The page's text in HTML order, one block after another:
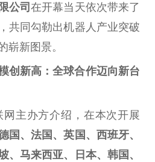
公司在开幕当天依次带来了
共同勾勒出机器人产业突破
崭新图景。
创新高：全球合作迈向新台
网主办方介绍，在本次开展
国、法国、英国、西班牙、
、马来西亚、日本、韩国、